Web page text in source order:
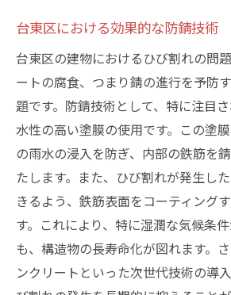
台東区における効果的な防錆技術
台東区の建物におけるひび割れの問
ートの腐食、つまり錆の進行を予防
題です。防錆技術として、特に注目
水性の高い塗膜の使用です。この塗
の雨水の浸入を防ぎ、内部の鉄筋を
たします。また、ひび割れが発生し
きるよう、鉄筋表面をコーティング
す。これにより、特に湿潤な気候条
も、構造物の長寿命化が図れます。
ンクリートといった次世代技術の導